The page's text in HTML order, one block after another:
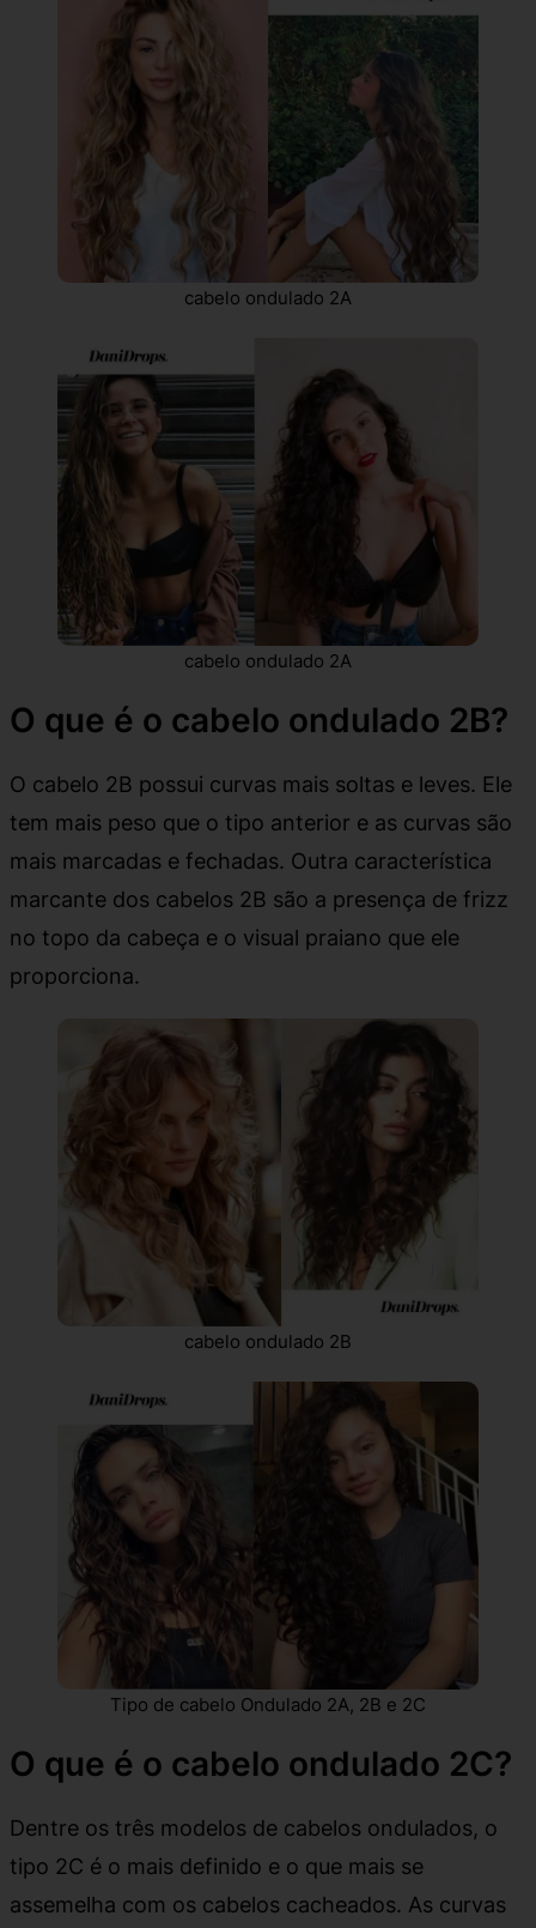
cabelo ondulado 2A
cabelo ondulado 2A
O que é o cabelo ondulado 2B?
O cabelo 2B possui curvas mais soltas e leves. Ele
tem mais peso que o tipo anterior e as curvas são
mais marcadas e fechadas. Outra característica
marcante dos cabelos 2B são a presença de frizz
no topo da cabeça e o visual praiano que ele
proporciona.
cabelo ondulado 2B
Tipo de cabelo Ondulado 2A, 2B e 2C
O que é o cabelo ondulado 2C?
Dentre os três modelos de cabelos ondulados, o
tipo 2C é o mais definido e o que mais se
assemelha com os cabelos cacheados. As curvas